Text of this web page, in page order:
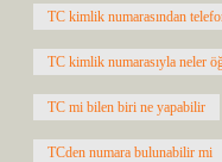
TC kimlik numarasından
TC kimlik numarasıyla neler
TC mi bilen biri ne yapabilir
TCden numara bulunabilir mi